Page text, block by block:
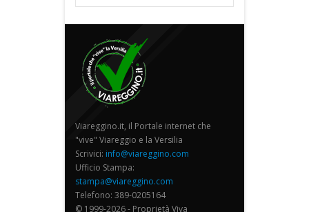
Viareggino.it, il Portale internet che
"vive" Viareggio e la Versilia
Scrivici: info@viareggino.com
Ufficio Stampa:
stampa@viareggino.com
Telefono: 389-0205164
© 1999-2026 - Proprietà Viva